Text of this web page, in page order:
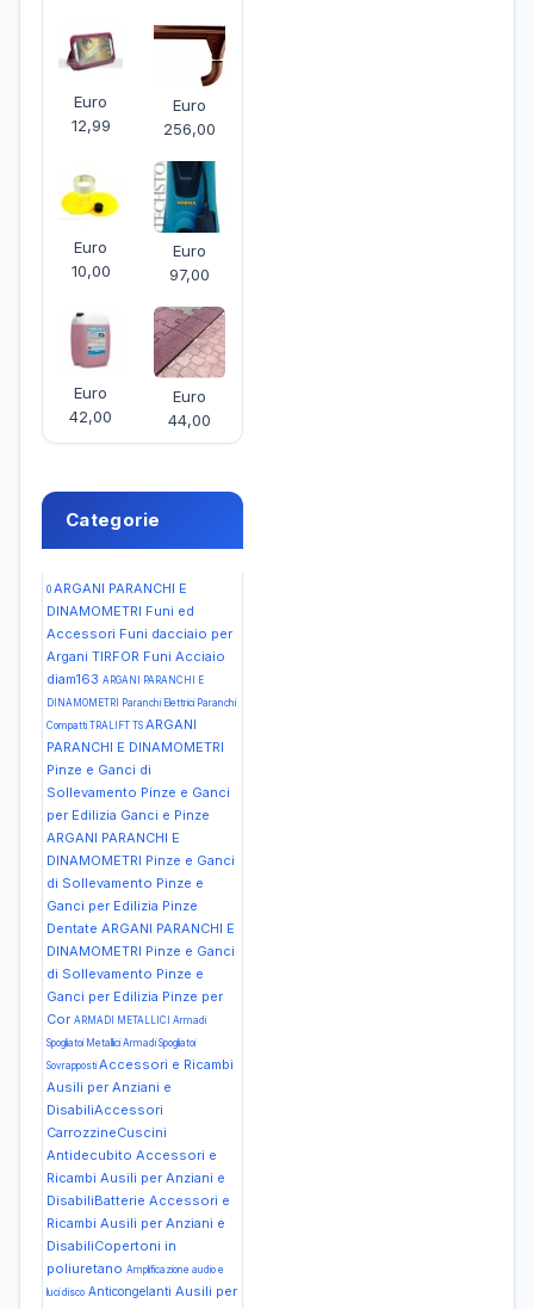
Euro
12,99
Euro
256,00
Euro
10,00
Euro
97,00
Euro
42,00
Euro
44,00
Categorie
0 ARGANI PARANCHI E
DINAMOMETRI Funi ed
Accessori Funi dacciaio per
Argani TIRFOR Funi Acciaio
diam163 ARGANI PARANCHI E
DINAMOMETRI Paranchi Elettrici Paranchi
Compatti TRALIFT TS ARGANI
PARANCHI E DINAMOMETRI
Pinze e Ganci di
Sollevamento Pinze e Ganci
per Edilizia Ganci e Pinze
ARGANI PARANCHI E
DINAMOMETRI Pinze e Ganci
di Sollevamento Pinze e
Ganci per Edilizia Pinze
Dentate ARGANI PARANCHI E
DINAMOMETRI Pinze e Ganci
di Sollevamento Pinze e
Ganci per Edilizia Pinze per
Cor ARMADI METALLICI Armadi
Spogliatoi Metallici Armadi Spogliatoi
SovrappostiAccessori e Ricambi
Ausili per Anziani e
DisabiliAccessori
CarrozzineCuscini
Antidecubito Accessori e
Ricambi Ausili per Anziani e
DisabiliBatterie Accessori e
Ricambi Ausili per Anziani e
DisabiliCopertoni in
poliuretano Amplificazione audio e
luci disco Anticongelanti Ausili per